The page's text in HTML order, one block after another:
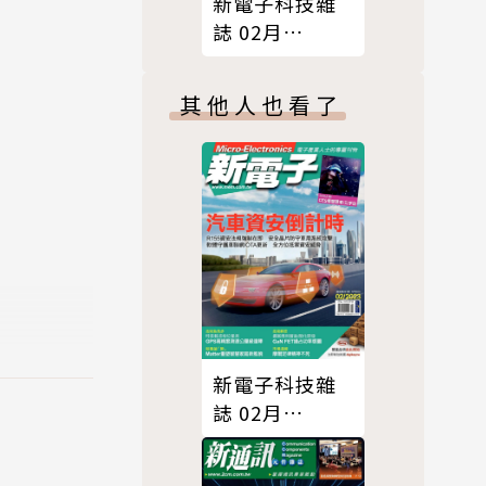
誌 02月
其他人也看了
新電子科技雜
誌 02月
號/2023 第443
期